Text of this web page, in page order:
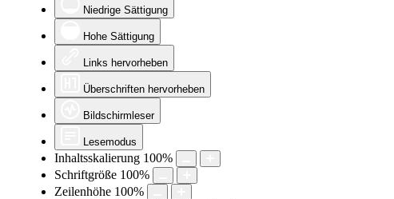
Niedrige Sättigung
Hohe Sättigung
Links hervorheben
Überschriften hervorheben
Bildschirmleser
Lesemodus
Inhaltsskalierung 100%
Schriftgröße 100%
Zeilenhöhe 100%